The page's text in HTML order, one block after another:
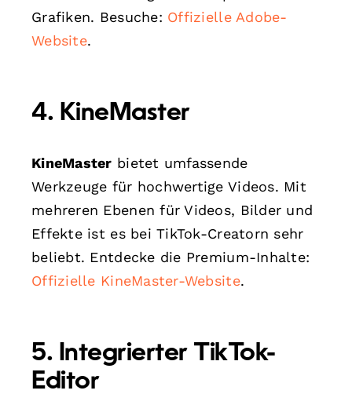
Grafiken. Besuche: Offizielle Adobe-
Website.
4. KineMaster
KineMaster bietet umfassende
Werkzeuge für hochwertige Videos. Mit
mehreren Ebenen für Videos, Bilder und
Effekte ist es bei TikTok-Creatorn sehr
beliebt. Entdecke die Premium-Inhalte:
Offizielle KineMaster-Website.
5. Integrierter TikTok-
Editor